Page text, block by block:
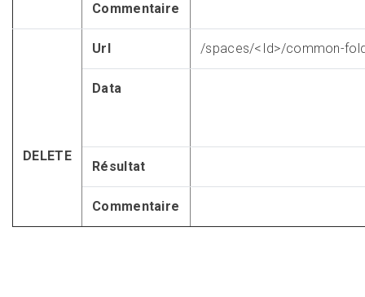
Commentaire
DELETE
Url /spaces/<Id>/common-
Data
Résultat
Commentaire